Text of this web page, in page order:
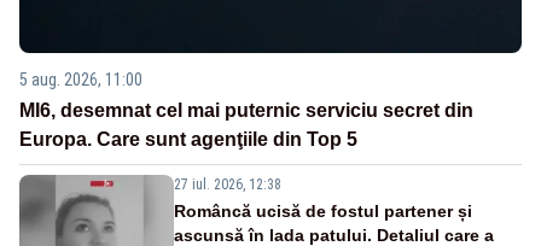
5 aug. 2026, 11:00
MI6, desemnat cel mai puternic serviciu secret din
Europa. Care sunt agenţiile din Top 5
27 iul. 2026, 12:38
Româncă ucisă de fostul partener și
ascunsă în lada patului. Detaliul care a